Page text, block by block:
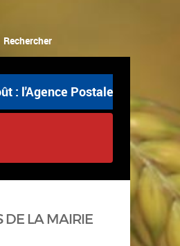
Rechercher
Postale Communale
DE LA MAIRIE